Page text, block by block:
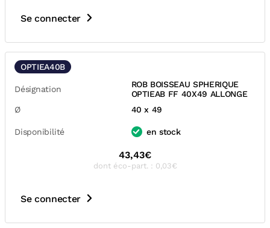
Se connecter
OPTIEA40B
Désignation
ROB BOISSEAU SPHERIQUE
OPTIEAB FF 40X49 ALLONGE
Ø
40 x 49
Disponibilité en stock
43,43€
dont éco-part. : 0,03€
Se connecter